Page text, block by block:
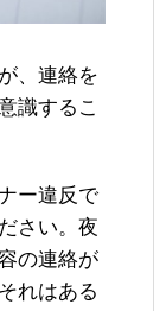
、連絡を
識するこ
ー違反で
さい。夜
の連絡が
れはある